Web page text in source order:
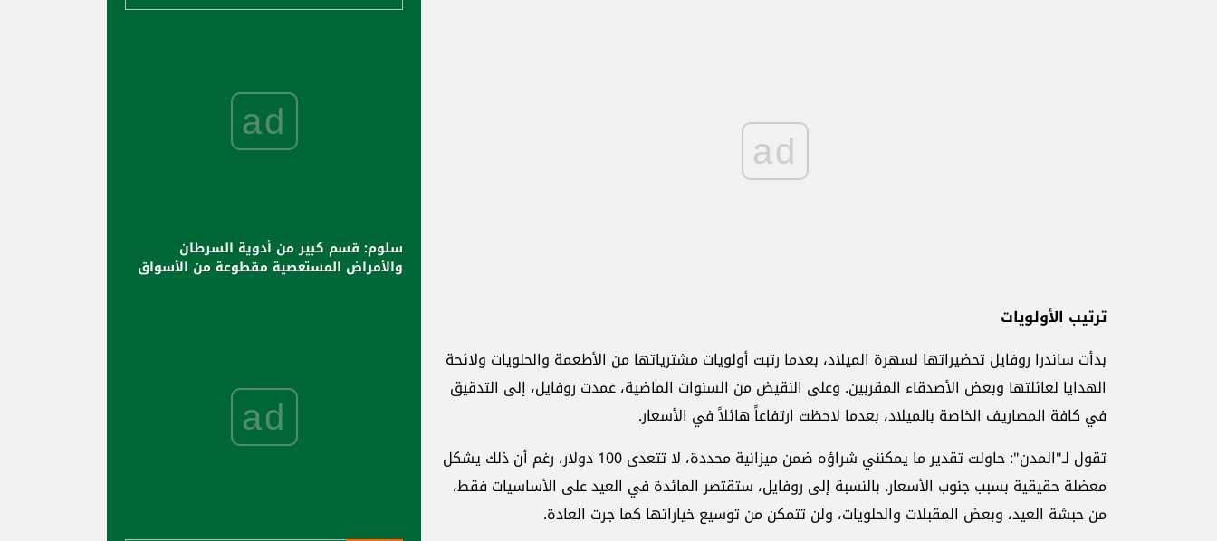
ad
ترتيب الأولويات
بدأت ساندرا روفايل تحضيراتها لسهرة الميلاد، بعدما رتبت أولويات مشترياتها من الأطعمة والحلويات ولائحة
الهدايا لعائلتها وبعض الأصدقاء المقربين. وعلى النقيض من السنوات الماضية، عمدت روفايل، إلى التدقيق
في كافة المصاريف الخاصة بالميلاد، بعدما لاحظت ارتفاعاً هائلاً في الأسعار.
تقول لـ"المدن": حاولت تقدير ما يمكنني شراؤه ضمن ميزانية محددة، لا تتعدى 100 دولار، رغم أن ذلك يشكل
معضلة حقيقية بسبب جنوب الأسعار. بالنسبة إلى روفايل، ستقتصر المائدة في العيد على الأساسيات فقط،
من حبشة العيد، وبعض المقبلات والحلويات، ولن تتمكن من توسيع خياراتها كما جرت العادة.
ad
سلوم: قسم كبير من أدوية السرطان
والأمراض المستعصية مقطوعة من الأسواق
ad